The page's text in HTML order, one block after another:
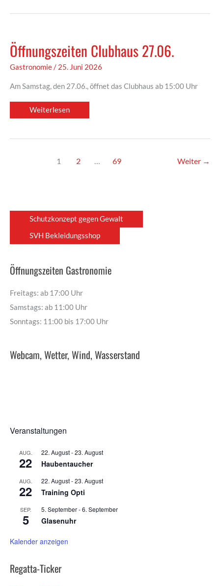
Öffnungszeiten Clubhaus 27.06.
Gastronomie/ 25. Juni 2026
Am Samstag, den 27.06., öffnet das Clubhaus ab 15:00 Uhr
Öffnungszeiten
Clubhaus
Weiterlesen
1 2 … 69 Weiter →
Schutzkonzept gegen Gewalt
SVH Bekleidungsshop
Öffnungszeiten Gastronomie
Freitags: ab 17:00 Uhr
Samstags: ab 11:00 Uhr
Sonntags: 11:00 bis 17:00 Uhr
Webcam, Wetter, Wind, Wasserstand
Veranstaltungen
AUG.
22
22. August-23. August
Haubentaucher
AUG.
22
22. August-23. August
Training Opti
SEP.
5
5. September-6. September
Glasenuhr
Kalender anzeigen
Regatta-Ticker